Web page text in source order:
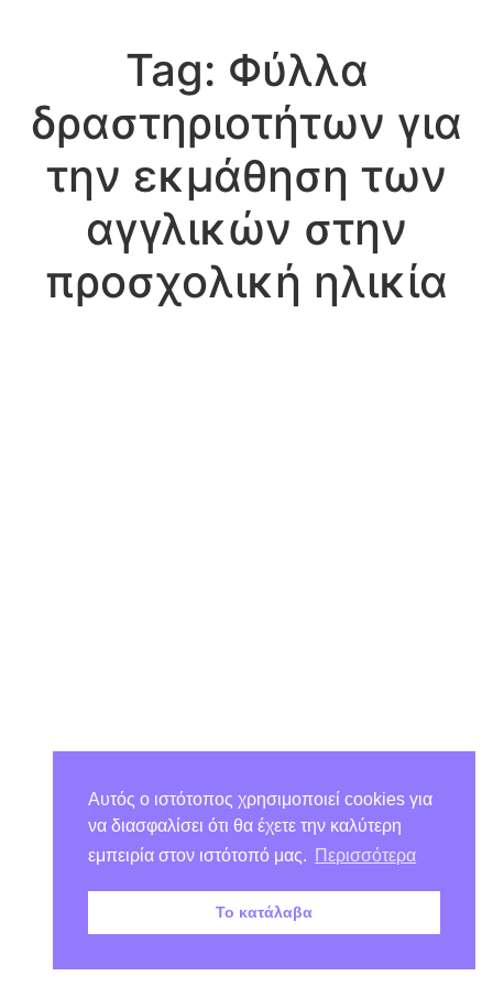
Tag: Φύλλα
δραστηριοτήτων για
την εκμάθηση των
αγγλικών στην
προσχολική ηλικία
Αυτός ο ιστότοπος χρησιμοποιεί cookies για
να διασφαλίσει ότι θα έχετε την καλύτερη
εμπειρία στον ιστότοπό μας.
Περισσότερα
Το κατάλαβα